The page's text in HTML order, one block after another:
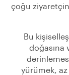
çoğu
Bu
doğasına
yürümek,